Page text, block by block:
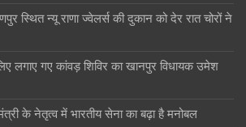
स्थित न्यू राणा ज्वेलर्स की दुकान को देर रात चोरों ने
लगाए गए कांवड़ शिविर का खानपुर विधायक उमेश
के नेतृत्व में भारतीय सेना का बढ़ा है मनोबल